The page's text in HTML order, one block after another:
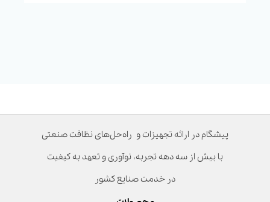
پیشگام در ارائه تجهیزات و راه‌حل‌های نظافت صنعتی
با بیش از سه دهه تجربه، نوآوری و تعهد به کیفیت
در خدمت صنایع کشور